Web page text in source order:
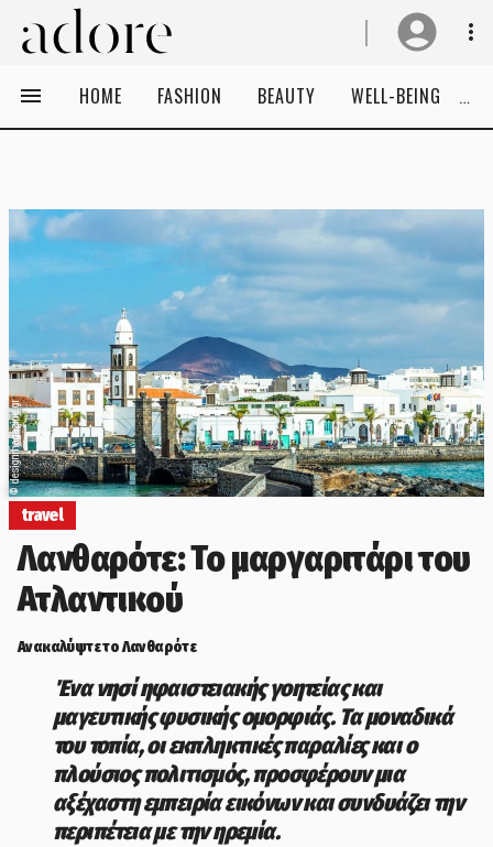
HOME FASHION BEAUTY WELL-BEING
©
designmagazine.gr
travel
Λανθαρότε: Το μαργαριτάρι του
Ατλαντικού
Ανακαλύψτε το Λανθαρότε
Ένα νησί ηφαιστειακής γοητείας και
μαγευτικής φυσικής ομορφιάς. Τα μοναδικά
του τοπία, οι εκπληκτικές παραλίες και ο
πλούσιος πολιτισμός, προσφέρουν μια
αξέχαστη εμπειρία εικόνων και συνδυάζει την
περιπέτεια με την ηρεμία.